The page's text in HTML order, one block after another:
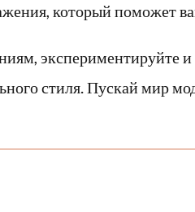
который поможет
экспериментируйте
стиля. Пускай мир